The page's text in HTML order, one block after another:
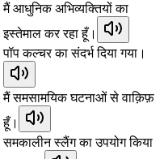
मैं आधुनिक अभिव्यक्तियों का
इस्तेमाल कर रहा हूँ।
पॉप कल्चर का संदर्भ दिया गया।
मैं समसामयिक घटनाओं से वाक़िफ़
हूँ।
समकालीन स्लैंग का उपयोग किया